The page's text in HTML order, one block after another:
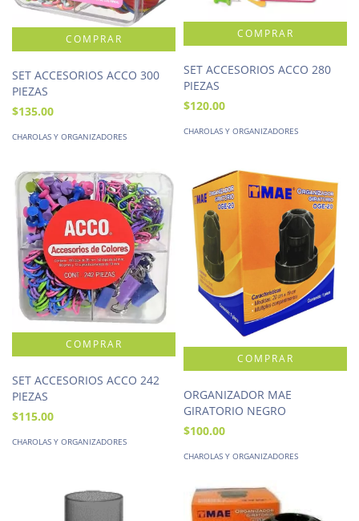
SET ACCESORIOS ACCO 300
PIEZAS
$135.00
CHAROLAS Y ORGANIZADORES
SET ACCESORIOS ACCO 280
PIEZAS
$120.00
CHAROLAS Y ORGANIZADORES
SET ACCESORIOS ACCO 242
PIEZAS
$115.00
CHAROLAS Y ORGANIZADORES
ORGANIZADOR MAE
GIRATORIO NEGRO
$100.00
CHAROLAS Y ORGANIZADORES